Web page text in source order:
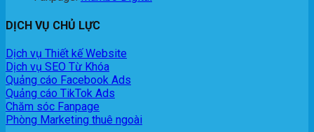
DỊCH VỤ CHỦ LỰC
Dịch vụ Thiết kế Website
Dịch vụ SEO Từ Khóa
Quảng cáo Facebook Ads
Quảng cáo TikTok Ads
Chăm sóc Fanpage
Phòng Marketing thuê ngoài